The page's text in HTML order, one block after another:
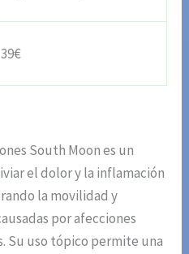
39€
South Moon es un
el dolor y la inflamación
la movilidad y
por afecciones
Su uso tópico permite una